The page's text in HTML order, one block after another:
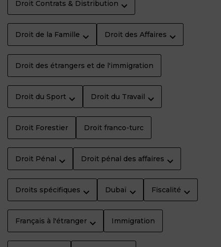
Droit Contrats & Distribution
Droit de la Famille Droit des Affaires
Droit des étrangers et de l'immigration
Droit du Sport Droit du Travail
Droit Forestier Droit franco-turc
Droit Pénal Droit pénal des affaires
Droits spécifiques Dubaï Fiscalité
Français à l'étranger Immigration